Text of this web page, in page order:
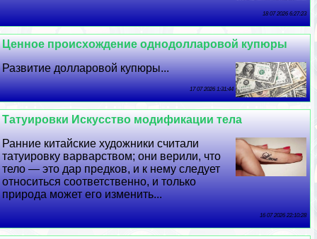
18 07 2026 6:27:23
Ценное происхождение однодолларовой купюры
Развитие долларовой купюры...
17 07 2026 1:31:44
Татуировки Искусство модификации тела
Ранние китайские художники считали
татуировку варварством; они верили, что
тело — это дар предков, и к нему следует
относиться соответственно, и только
природа может его изменить...
16 07 2026 22:10:28